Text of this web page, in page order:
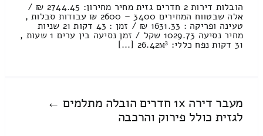
הובלות דירות 2 חדרים גזית מחיר מחירון: 2744.45 ₪ /
אלה שבטווח המחירים 3400 – 2600 ₪ עבודות סבלות ,
טעינה ופריקה : 1631.33 ₪ / זמן : 43 דקות 21 שניות
מחיר נסיעה 1029.73 שקל / זמן נסיעה בין ערים 1 שעות ,
31 דקות נפח כללי: 26.42м³ [...]
מעבר דירה 1x חדרים הובלה מתלמים ←
לגזית כולל פירוק והרכבה